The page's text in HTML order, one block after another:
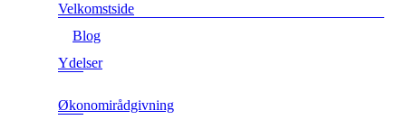
Velkomstside
Blog
Ydelser
Økonomirådgivning